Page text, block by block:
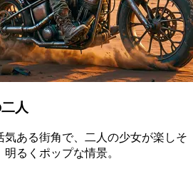
人
ある街角で、二人の少女が楽しそ
るくポップな情景。